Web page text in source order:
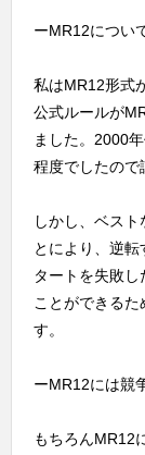
ーMR12につい
私はMR12形式
公式ルールが
ました。2000
程度でしたので
しかし、ベス
とにより、逆
タートを失敗
ことができる
す。
ーMR12には競
もちろんMR12